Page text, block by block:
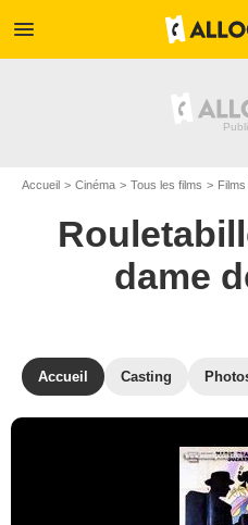
menu
Accueil Cinéma Tous les films
dame
Accueil Casting